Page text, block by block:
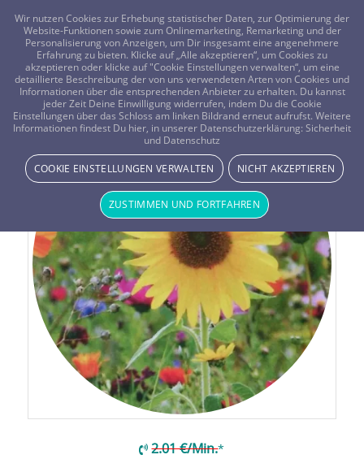
FRAGEN? KOSTENLOS ANRUFEN: 0800-8478266
2.01 €/Min.*
Wir nutzen Cookies zur Erhebung statistischer Daten, zur Optimierung der
Website-Funktionen sowie zum Onlinemarketing, Remarketing und der
Personalisierung von Anzeigen, um Dir insgesamt eine angenehmere
Erfahrung zu bieten. Klicke auf „Alle akzeptieren“, um Cookies zu
akzeptieren oder klicke auf "Cookie Einstellungen verwalten“, um eine
detaillierte Beschreibung der von uns verwendeten Arten von Cookies und
Informationen über die entsprechenden Anbieter zu erhalten. Du kannst
jeder Zeit Deine Einwilligung widerrufen, indem Du die Cookie
Einstellungen über das Schloss am linken Bildrand erneut aufrufst. Weitere
Informationen findest Du hier, in unserer Datenschutzerklärung: Sicherheit
und Datenschutz
COOKIE EINSTELLUNGEN VERWALTEN NICHT AKZEPTIEREN
ZUSTIMMEN UND FORTFAHREN